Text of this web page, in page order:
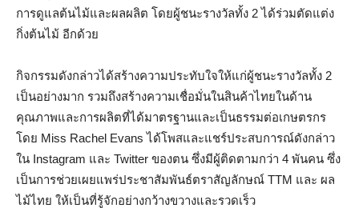
การดูแลต้นไม้และผลผลิต โดยผู้ชนะรางวัลทั้ง 2 ได้ร่วมตัดแต่ง
กิ่งต้นไม้ อีกด้วย
กิจกรรมดังกล่าวได้สร้างความประทับใจให้แก่ผู้ชนะรางวัลทั้ง 2
เป็นอย่างมาก รวมถึงสร้างความเชื่อมั่นในสินค้าไทยในด้าน
คุณภาพและการผลิตที่ได้มาตรฐานและเป็นธรรมต่อเกษตรกร
โดย Miss Rachel Evans ได้โพสและแชร์ประสบการณ์ดังกล่าว
ใน Instagram และ Twitter ของตน ซึ่งมีผู้ติดตามกว่า 4 พันคน ซึ่ง
เป็นการช่วยเผยแพร่ประชาสัมพันธ์ตราสัญลักษณ์ TTM และ ผล
ไม้ไทย ให้เป็นที่รู้จักอย่างกว้างขวางและรวดเร็ว